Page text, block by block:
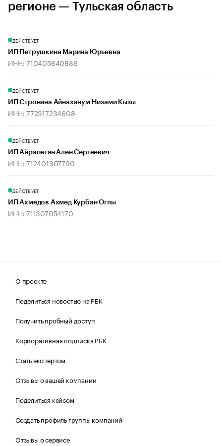
регионе — Тульская область
ДЕЙСТВУЕТ
ИП Петрушкина Марина Юрьевна
ИНН: 710405640886
ДЕЙСТВУЕТ
ИП Стронина Айнаханум Низами Кызы
ИНН: 772317234608
ДЕЙСТВУЕТ
ИП Айрапетян Ален Сергеевич
ИНН: 712401307790
ДЕЙСТВУЕТ
ИП Ахмедов Ахмед Курбан Оглы
ИНН: 711307054170
О проекте
Поделиться новостью на РБК
Получить пробный доступ
Корпоративная подписка РБК
Стать экспертом
Отзывы о вашей компании
Поделиться кейсом
Создать профиль группы компаний
Отзывы о сервисе